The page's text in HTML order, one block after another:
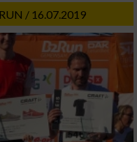
/ 16.07.2019
Angebote
Auswahl